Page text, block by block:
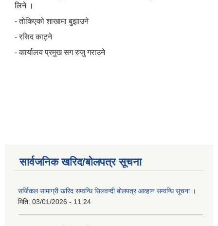
लिने ।
- तोकिएको शाखामा बुझाउने
- रसिद काट्ने
- कार्यालय प्रमुख सग रुजु गराउने
सार्वजनिक खरिद/बोलपत्र सूचना
सर्जिकल सामाग्री खरिद सम्वन्धि सिलवन्दी बोलपत्र आव्हान सम्वन्धि सूचना ।
मिति: 03/01/2026 - 11:24